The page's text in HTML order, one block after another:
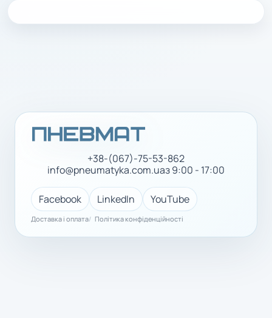
+38-(067)-75-53-862
info@pneumatyka.com.uaз 9:00 - 17:00
Facebook LinkedIn YouTube
Доставка і оплата Політика конфіденційності